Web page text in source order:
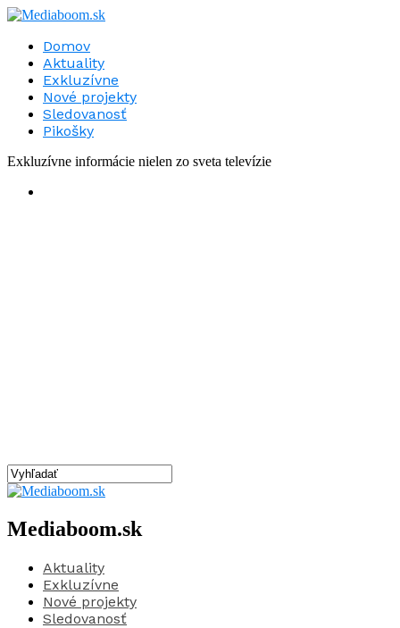
Domov
Aktuality
Exkluzívne
Nové projekty
Sledovanosť
Pikošky
Exkluzívne informácie nielen zo sveta televízie
Mediaboom.sk
Aktuality
Exkluzívne
Nové projekty
Sledovanosť